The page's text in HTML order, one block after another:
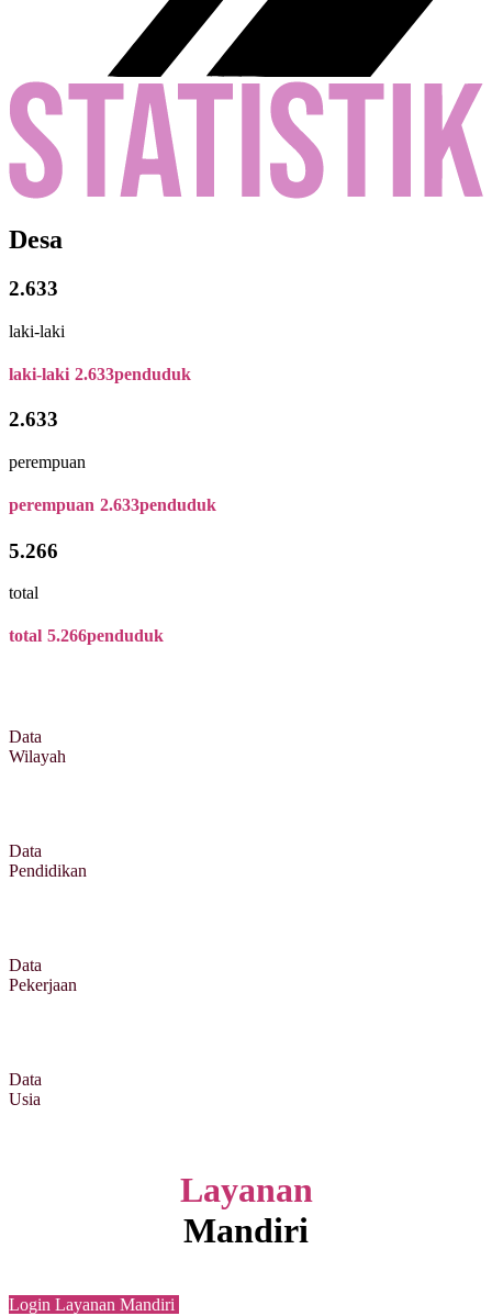
Desa
2.633
laki-laki
laki-laki 2.633penduduk
2.633
perempuan
perempuan 2.633penduduk
5.266
total
total 5.266penduduk
Data
Wilayah
Data
Pendidikan
Data
Pekerjaan
Data
Usia
Layanan
Mandiri
Login Layanan Mandiri